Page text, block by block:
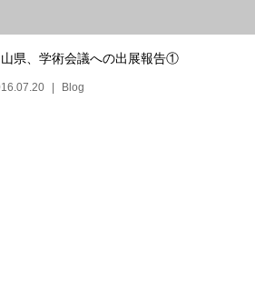
県、学術会議への出展報告①
Blog